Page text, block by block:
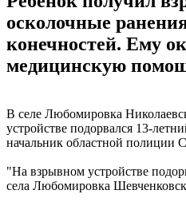
осколочные
конечностей. Ему
медицинскую
В селе Любомировка
устройстве подорвался 13-
начальник областной полиции
"На взрывном устройстве
села Любомировка